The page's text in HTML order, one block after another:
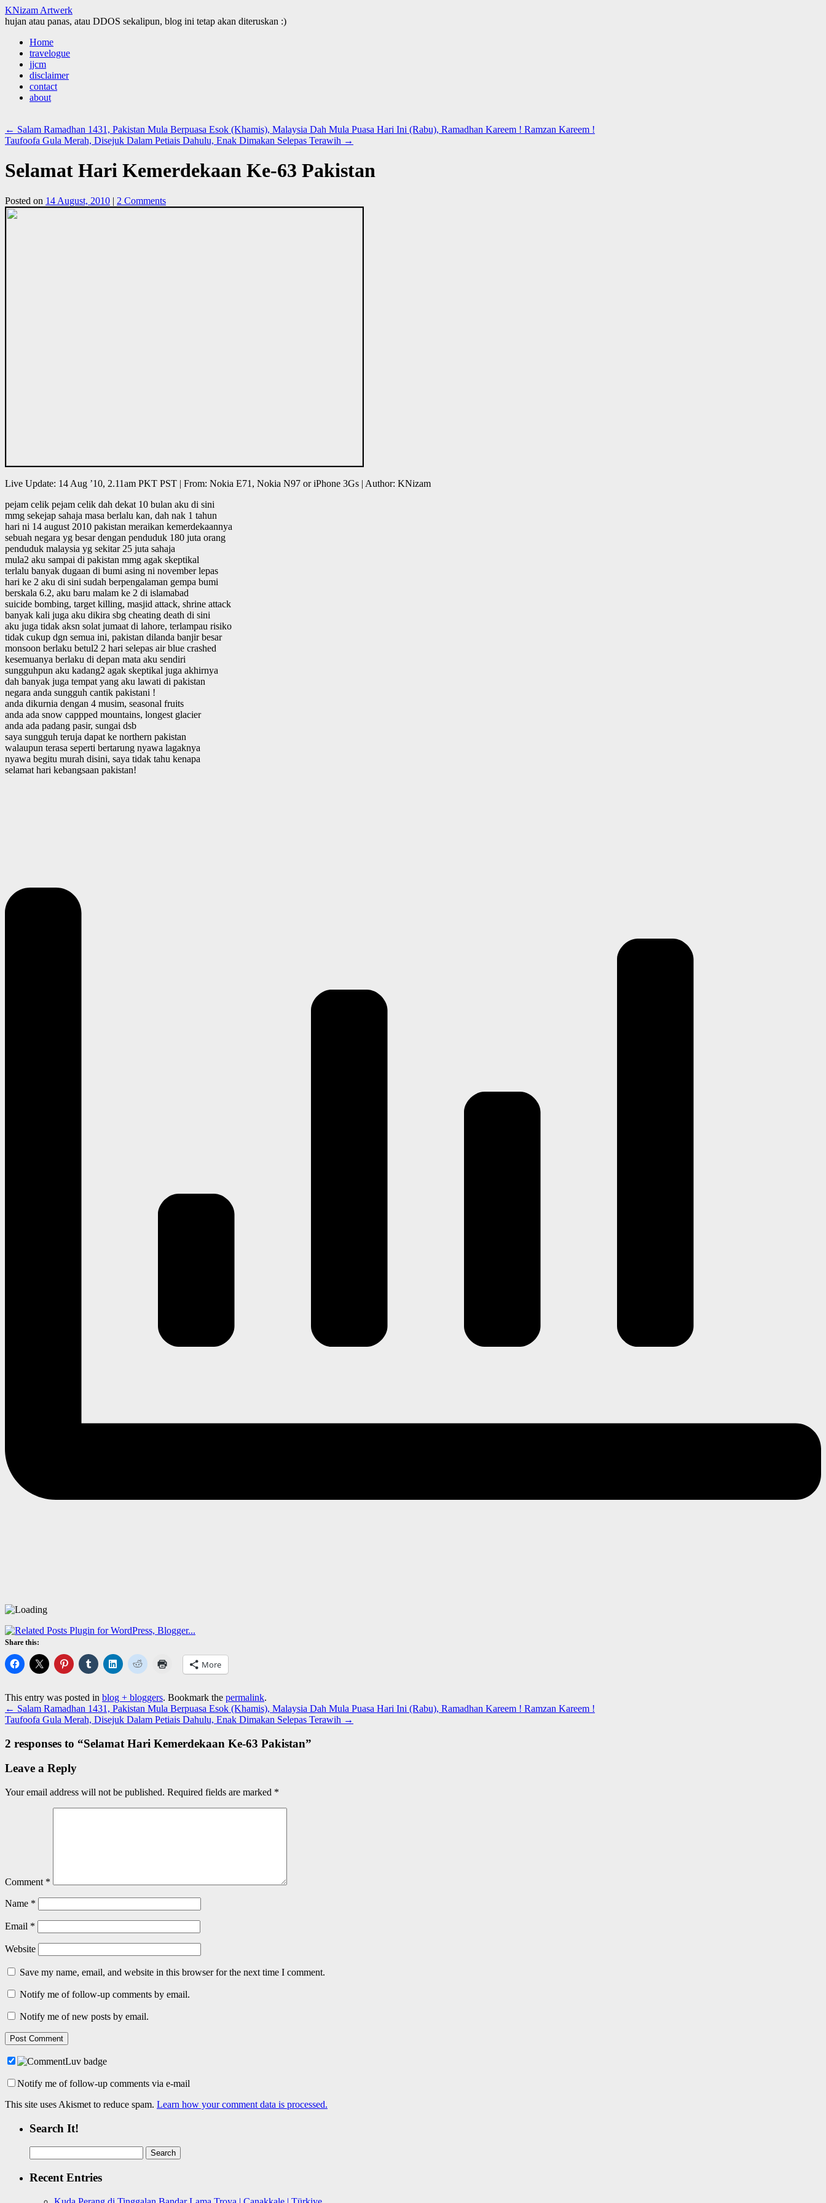
KNizam Artwerk
hujan atau panas, atau DDOS sekalipun, blog ini tetap akan diteruskan :)
Skip
content
Home
travelogue
jjcm
disclaimer
contact
about
← Salam Ramadhan 1431, Pakistan Mula Berpuasa Esok (Khamis), Malaysia Dah Mula Puasa Hari Ini (Rabu), Ramadhan Kareem ! Ramzan Kareem !
Taufoofa Gula Merah, Disejuk Dalam Petiais Dahulu, Enak Dimakan Selepas Terawih →
Selamat Hari Kemerdekaan Ke-63 Pakistan
Posted on 14 August, 2010 | 2 Comments
Live Update: 14 Aug ’10, 2.11am PKT PST | From: Nokia E71, Nokia N97 or iPhone 3Gs | Author: KNizam
pejam celik pejam celik dah dekat 10 bulan aku di sini
mmg sekejap sahaja masa berlalu kan, dah nak 1 tahun
hari ni 14 august 2010 pakistan meraikan kemerdekaannya
sebuah negara yg besar dengan penduduk 180 juta orang
penduduk malaysia yg sekitar 25 juta sahaja
mula2 aku sampai di pakistan mmg agak skeptikal
terlalu banyak dugaan di bumi asing ni november lepas
hari ke 2 aku di sini sudah berpengalaman gempa bumi
berskala 6.2, aku baru malam ke 2 di islamabad
suicide bombing, target killing, masjid attack, shrine attack
banyak kali juga aku dikira sbg cheating death di sini
aku juga tidak aksn solat jumaat di lahore, terlampau risiko
tidak cukup dgn semua ini, pakistan dilanda banjir besar
monsoon berlaku betul2 2 hari selepas air blue crashed
kesemuanya berlaku di depan mata aku sendiri
sungguhpun aku kadang2 agak skeptikal juga akhirnya
dah banyak juga tempat yang aku lawati di pakistan
negara anda sungguh cantik pakistani !
anda dikurnia dengan 4 musim, seasonal fruits
anda ada snow cappped mountains, longest glacier
anda ada padang pasir, sungai dsb
saya sungguh teruja dapat ke northern pakistan
walaupun terasa seperti bertarung nyawa lagaknya
nyawa begitu murah disini, saya tidak tahu kenapa
selamat hari kebangsaan pakistan!
Share this:
More
This entry was posted in blog + bloggers. Bookmark the permalink.
← Salam Ramadhan 1431, Pakistan Mula Berpuasa Esok (Khamis), Malaysia Dah Mula Puasa Hari Ini (Rabu), Ramadhan Kareem ! Ramzan Kareem !
Taufoofa Gula Merah, Disejuk Dalam Petiais Dahulu, Enak Dimakan Selepas Terawih →
2 responses to “Selamat Hari Kemerdekaan Ke-63 Pakistan”
Leave a Reply
Your email address will not be published. Required fields are marked *
Comment *
Name *
Email *
Website
Save my name, email, and website in this browser for the next time I comment.
Notify me of follow-up comments by email.
Notify me of new posts by email.
Notify me of follow-up comments via e-mail
This site uses Akismet to reduce spam. Learn how your comment data is processed.
Search It!
for:
Recent Entries